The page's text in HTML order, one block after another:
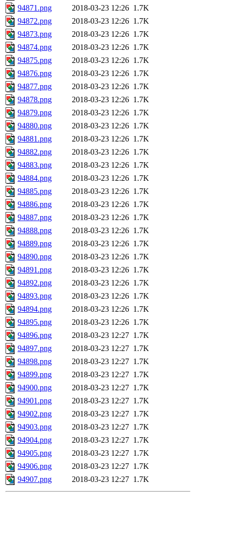
94871.png
2018-03-23 12:26 1.7K
94872.png
2018-03-23 12:26 1.7K
94873.png
2018-03-23 12:26 1.7K
94874.png
2018-03-23 12:26 1.7K
94875.png
2018-03-23 12:26 1.7K
94876.png
2018-03-23 12:26 1.7K
94877.png
2018-03-23 12:26 1.7K
94878.png
2018-03-23 12:26 1.7K
94879.png
2018-03-23 12:26 1.7K
94880.png
2018-03-23 12:26 1.7K
94881.png
2018-03-23 12:26 1.7K
94882.png
2018-03-23 12:26 1.7K
94883.png
2018-03-23 12:26 1.7K
94884.png
2018-03-23 12:26 1.7K
94885.png
2018-03-23 12:26 1.7K
94886.png
2018-03-23 12:26 1.7K
94887.png
2018-03-23 12:26 1.7K
94888.png
2018-03-23 12:26 1.7K
94889.png
2018-03-23 12:26 1.7K
94890.png
2018-03-23 12:26 1.7K
94891.png
2018-03-23 12:26 1.7K
94892.png
2018-03-23 12:26 1.7K
94893.png
2018-03-23 12:26 1.7K
94894.png
2018-03-23 12:26 1.7K
94895.png
2018-03-23 12:26 1.7K
94896.png
2018-03-23 12:27 1.7K
94897.png
2018-03-23 12:27 1.7K
94898.png
2018-03-23 12:27 1.7K
94899.png
2018-03-23 12:27 1.7K
94900.png
2018-03-23 12:27 1.7K
94901.png
2018-03-23 12:27 1.7K
94902.png
2018-03-23 12:27 1.7K
94903.png
2018-03-23 12:27 1.7K
94904.png
2018-03-23 12:27 1.7K
94905.png
2018-03-23 12:27 1.7K
94906.png
2018-03-23 12:27 1.7K
94907.png
2018-03-23 12:27 1.7K